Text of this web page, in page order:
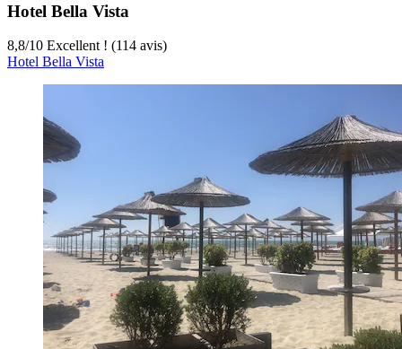
Hotel Bella Vista
8,8/10 Excellent ! (114 avis)
Hotel Bella Vista